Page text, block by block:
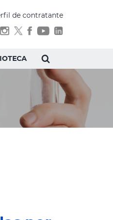
de contratante